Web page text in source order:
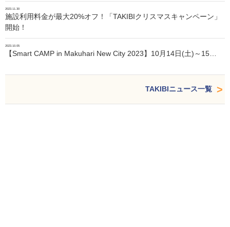
2023.11.30
施設利用料金が最大20%オフ！「TAKIBIクリスマスキャンペーン」
開始！
2023.10.05
【Smart CAMP in Makuhari New City 2023】10月14日(土)～15…
TAKIBIニュース一覧